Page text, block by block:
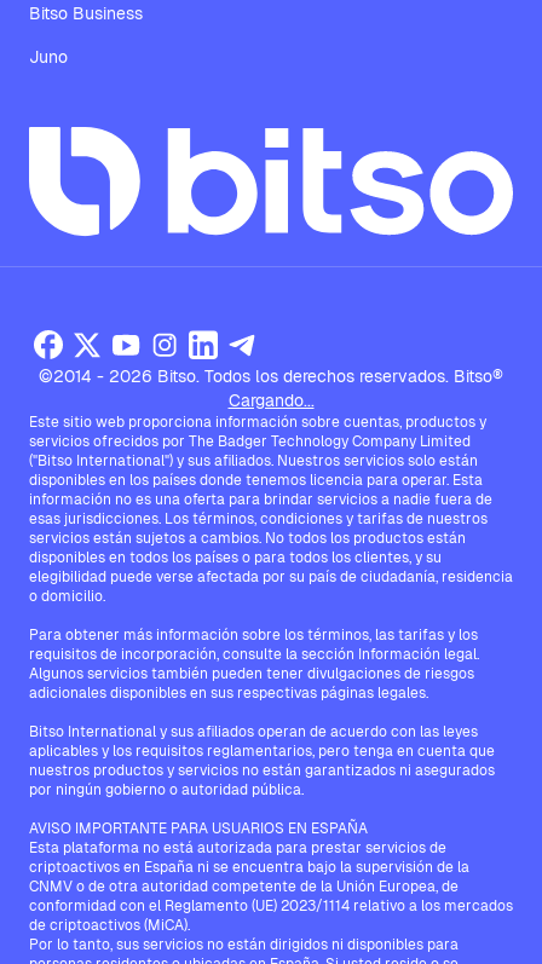
Bitso Business
Juno
©2014 - 2026 Bitso. Todos los derechos reservados. Bitso®
Cargando...
Este sitio web proporciona información sobre cuentas, productos y
servicios ofrecidos por The Badger Technology Company Limited
("Bitso International") y sus afiliados. Nuestros servicios solo están
disponibles en los países donde tenemos licencia para operar. Esta
información no es una oferta para brindar servicios a nadie fuera de
esas jurisdicciones. Los términos, condiciones y tarifas de nuestros
servicios están sujetos a cambios. No todos los productos están
disponibles en todos los países o para todos los clientes, y su
elegibilidad puede verse afectada por su país de ciudadanía, residencia
o domicilio.
Para obtener más información sobre los términos, las tarifas y los
requisitos de incorporación, consulte la sección Información legal.
Algunos servicios también pueden tener divulgaciones de riesgos
adicionales disponibles en sus respectivas páginas legales.
Bitso International y sus afiliados operan de acuerdo con las leyes
aplicables y los requisitos reglamentarios, pero tenga en cuenta que
nuestros productos y servicios no están garantizados ni asegurados
por ningún gobierno o autoridad pública.
AVISO IMPORTANTE PARA USUARIOS EN ESPAÑA
Esta plataforma no está autorizada para prestar servicios de
criptoactivos en España ni se encuentra bajo la supervisión de la
CNMV o de otra autoridad competente de la Unión Europea, de
conformidad con el Reglamento (UE) 2023/1114 relativo a los mercados
de criptoactivos (MiCA).
Por lo tanto, sus servicios no están dirigidos ni disponibles para